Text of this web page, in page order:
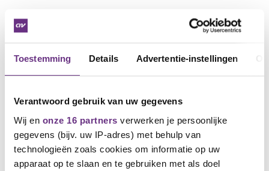
Toestemming Details Advertentie-instellingen
Verantwoord gebruik van uw gegevens
Wij en onze 16 partners verwerken je persoonlijke
gegevens (bijv. uw IP-adres) met behulp van
technologieën zoals cookies om informatie op uw
apparaat op te slaan en te gebruiken met als doel
Ondanks zorgvuldig handelen, is het niet gelukt
voor 31 december aansluitend een nieuwe cao af te
sluiten. We zijn echter wel op stoom.
Maandag 24 januari staat een nieuw overleg
gepland. Hopelijk lukt het dan tot een akkoord te
wat van ondanks alle beperkingen maar blijf vooral
gezond!